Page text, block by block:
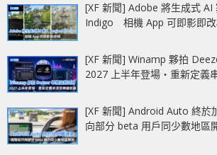
[XF 新聞] Adobe 將生成式
Indigo 相機 App 可即影即
[XF 新聞] Winamp 夥拍
2027 上半年登場‧重新定義
[XF 新聞] Android Auto 終
向部分 beta 用戶同少數地區